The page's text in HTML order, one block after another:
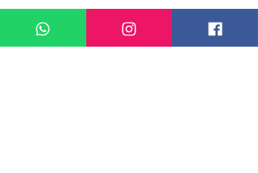
Mensagem: